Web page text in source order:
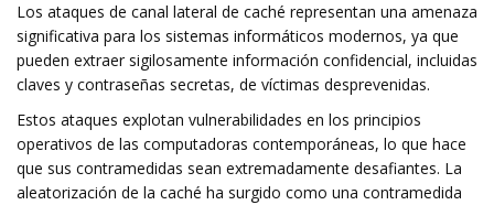
Los ataques de canal lateral de caché representan una amenaza
significativa para los sistemas informáticos modernos, ya que
pueden extraer sigilosamente información confidencial, incluidas
claves y contraseñas secretas, de víctimas desprevenidas.
Estos ataques explotan vulnerabilidades en los principios
operativos de las computadoras contemporáneas, lo que hace
que sus contramedidas sean extremadamente desafiantes. La
aleatorización de la caché ha surgido como una contramedida